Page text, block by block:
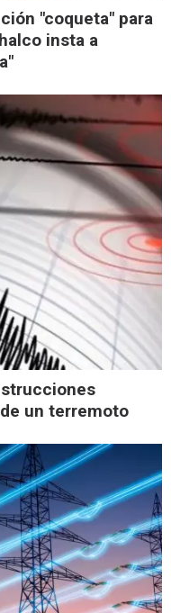
"coqueta" para
insta a
un terremoto